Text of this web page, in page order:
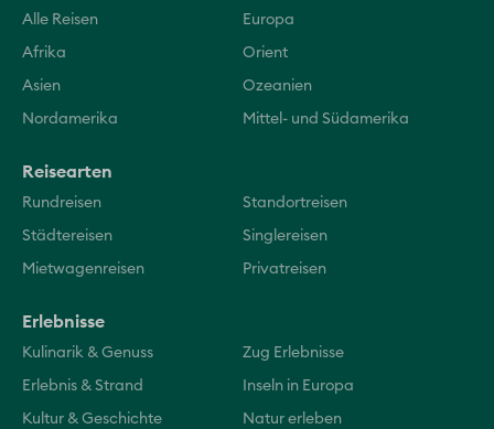
Alle Reisen Europa
Afrika Orient
Asien Ozeanien
Nordamerika Mittel- und Südamerika
Reisearten
Rundreisen Standortreisen
Städtereisen Singlereisen
Mietwagenreisen Privatreisen
Erlebnisse
Kulinarik & Genuss Zug Erlebnisse
Erlebnis & Strand Inseln in Europa
Kultur & Geschichte Natur erleben